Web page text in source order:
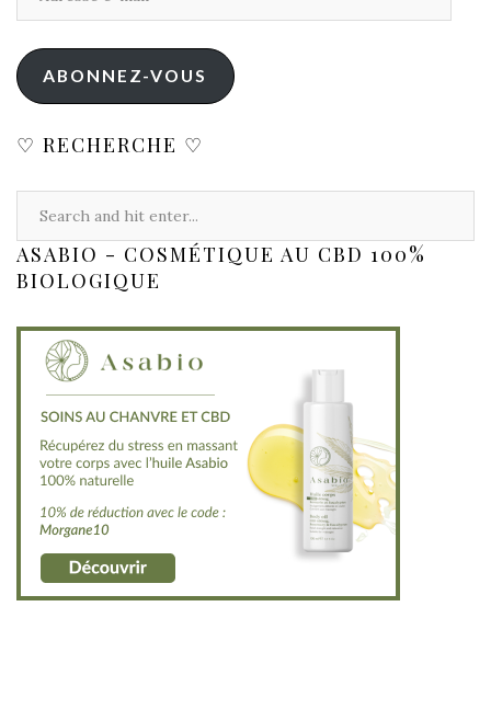
ABONNEZ-VOUS
♡ RECHERCHE ♡
ASABIO - COSMÉTIQUE AU CBD 100%
BIOLOGIQUE